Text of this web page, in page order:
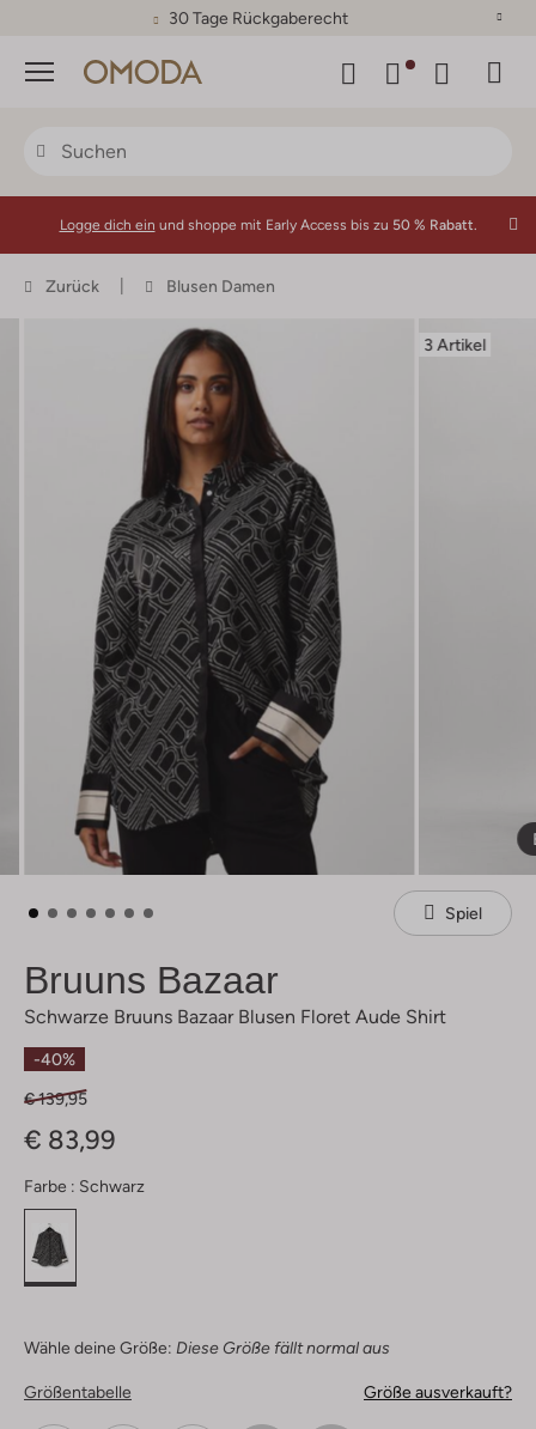
30 Tage Rückgaberecht
Menü
Logge dich ein und shoppe mit Early Access bis zu 50 % Rabatt.
Zurück Blusen Damen
3 Artikel
Spiel
Bruuns Bazaar
Schwarze Bruuns Bazaar Blusen Floret Aude Shirt
-40%
€ 139,95
€ 83,99
Farbe : Schwarz
Wähle deine Größe: Diese Größe fällt normal aus
Größentabelle Größe ausverkauft?